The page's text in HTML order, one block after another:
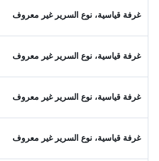
غرفة قياسية، نوع السرير غير معروف
غرفة قياسية، نوع السرير غير معروف
غرفة قياسية، نوع السرير غير معروف
غرفة قياسية، نوع السرير غير معروف